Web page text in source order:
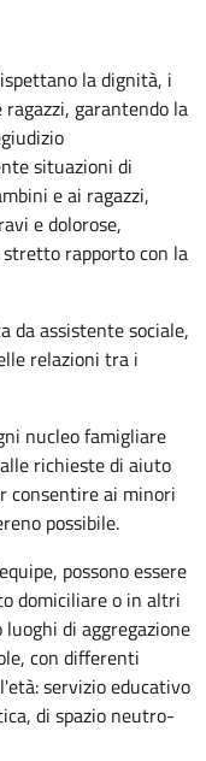
la dignità, i
garantendo la
situazioni di
e ai ragazzi,
e dolorose,
rapporto con la
da assistente sociale,
relazioni tra i
nucleo famigliare
richieste di aiuto
consentire ai minori
possibile.
, possono essere
domiciliare o in altri
di aggregazione
con differenti
servizio educativo
di spazio neutro-